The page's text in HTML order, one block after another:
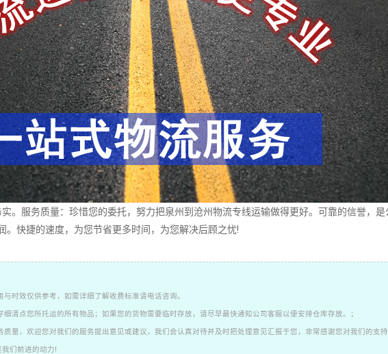
服务质量：珍惜您的委托，努力把泉州到沧州物流专线运输做得更好。可靠的信誉，是
。快捷的速度，为您节省更多时间，为您解决后顾之忧!
与时效仅供参考，如需详细了解收费标准请电话咨询。
清点您所托运的所有物品；如果您的货物需要临时存放，请尽早最快通知公司客服以便安排仓库存放。；
量，欢迎您对我们的服务提出意见或建议，我们会认真对待并及时把处理意见汇报于您，非常感谢您对我们的支
们前进的动力!